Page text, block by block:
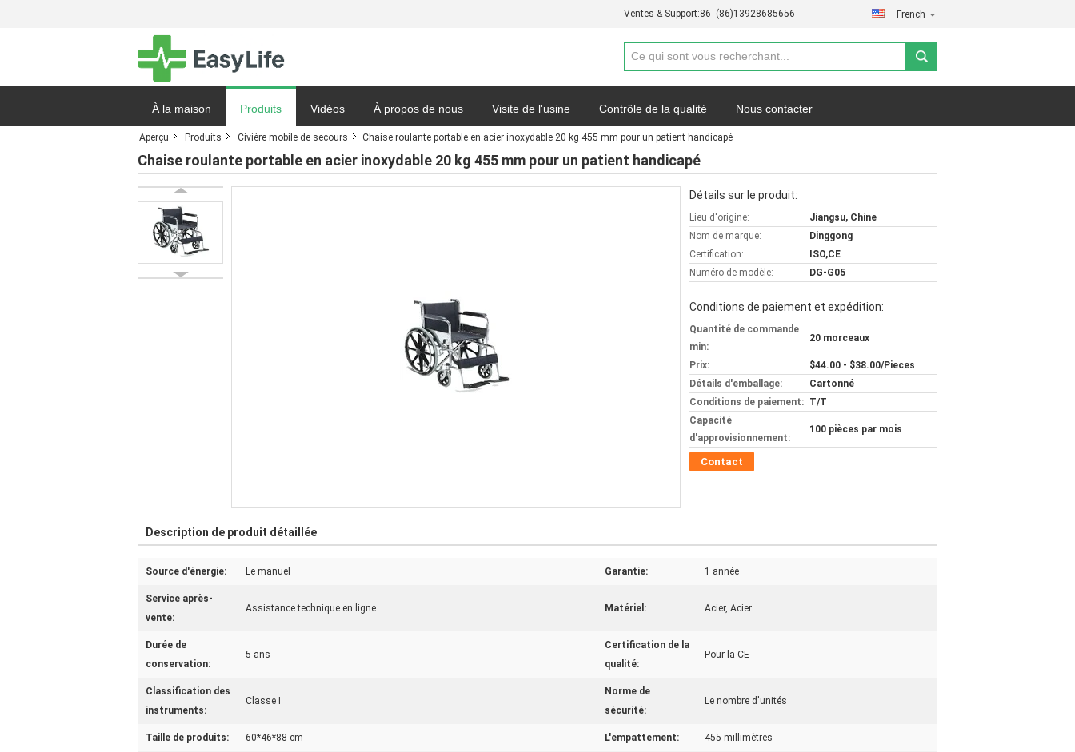
Ventes & Support:86--(86)13928685656 French
À la maison Produits Vidéos À propos de nous Visite de l'usine Contrôle de la qualité Nous contacter
Demande de soumission Nouvelles Carte du site Politique de confidentialité
Aperçu Produits Civière mobile de secours Chaise roulante portable en acier inoxydable 20 kg 455 mm pour un patient handicapé
Chaise roulante portable en acier inoxydable 20 kg 455 mm pour un patient handicapé
Détails sur le produit:
Lieu d'origine:
Jiangsu, Chine
Nom de marque:
Dinggong
Certification:
ISO,CE
Numéro de modèle:
DG-G05
Conditions de paiement et expédition:
Quantité de commande
min:
20 morceaux
Prix:
$44.00 - $38.00/Pieces
Détails d'emballage:
Cartonné
Conditions de paiement: T/T
Capacité
d'approvisionnement:
100 pièces par mois
Contact
Description de produit détaillée
Source d'énergie: Le manuel Garantie: 1 année
Service après-
vente:
Assistance technique en ligne Matériel: Acier, Acier
Durée de
conservation:
5 ans
Certification de la
qualité:
Pour la CE
Classification des
instruments:
Classe I
Norme de
sécurité:
Le nombre d'unités
Taille de produits: 60*46*88 cm L'empattement: 455 millimètres